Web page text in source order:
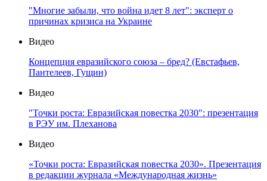
"Многие забыли, что война идет 8 лет": эксперт о
причинах кризиса на Украине
Видео
Концепция евразийского союза – бред? (Евстафьев,
Пантелеев, Гущин)
Видео
"Точки роста: Евразийская повестка 2030": презентация
в РЭУ им. Плеханова
Видео
«Точки роста: Евразийская повестка 2030». Презентация
в редакции журнала «Международная жизнь»